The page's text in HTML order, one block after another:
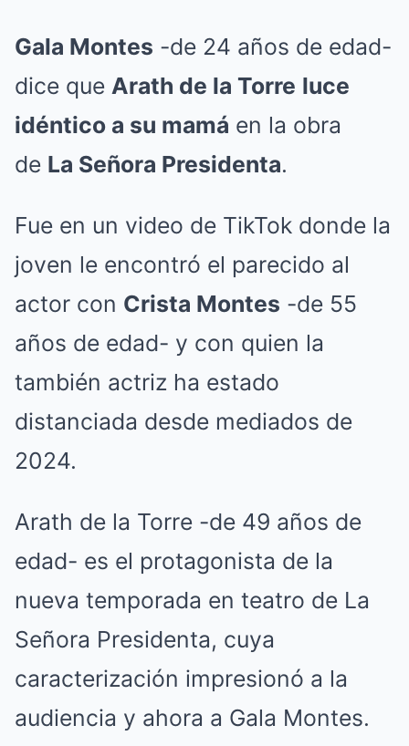
Gala Montes -de 24 años de edad-
dice que Arath de la Torre luce
idéntico a su mamá en la obra
de La Señora Presidenta.
Fue en un video de TikTok donde la
joven le encontró el parecido al
actor con Crista Montes -de 55
años de edad- y con quien la
también actriz ha estado
distanciada desde mediados de
2024.
Arath de la Torre -de 49 años de
edad- es el protagonista de la
nueva temporada en teatro de La
Señora Presidenta, cuya
caracterización impresionó a la
audiencia y ahora a Gala Montes.